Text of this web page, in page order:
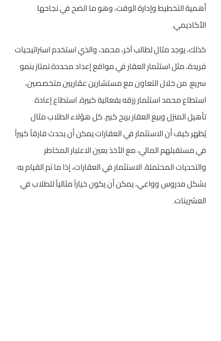
أهمية التخطيط وإدارة الوقت، وهو ما اتضح في نجاحها
الأكاديمي.
كذلك، يوجد مثال لطالب آخر، محمد، والذي استخدم استراتيجيات
فريدة، مثل استثمار العقار في مواقع إعداد محددة تمتاز بنمو
سريع. من خلال التعاون مع مستشارين عقاريين متخصصين،
استطاع محمد استثمار رزقه بفعالية كبيرة. استطاع إعادة
تأهيل المنزل وبيع العقار بربح كبير. كل هؤلاء الطلاب مثال
يُظهر كيف أن الاستثمار في العقارات يمكن أن يحدث فارقاً كبيراً
في مستقبلهم المالي، مع الأخذ بعين الاعتبار المخاطر
والتحديات المحتملة. الاستثمار في العقارات، إذا ما تم القيام به
بشكل مدروس وواعي، يمكن أن يكون خياراً مثالياً للطلاب في
العشرينات.